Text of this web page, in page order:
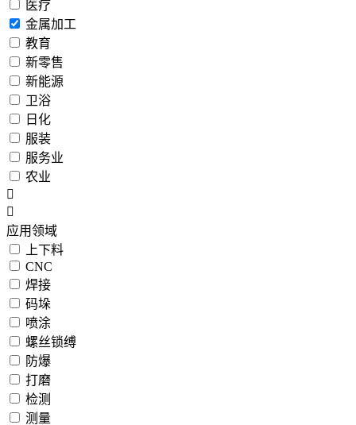
医疗
金属加工
教育
新零售
新能源
卫浴
日化
服装
服务业
农业
应用领域
上下料
CNC
焊接
码垛
喷涂
螺丝锁缚
防爆
打磨
检测
测量